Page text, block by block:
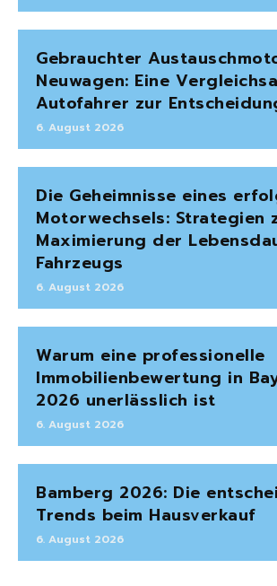
Gebrauchter
Neuwagen: Eine
Autofahrer zur
6. August 2026
Die Geheimnisse eines
Motorwechsels: Strategien
Maximierung der
Fahrzeugs
6. August 2026
Warum eine professionelle
Immobilienbewertung in
2026 unerlässlich ist
6. August 2026
Bamberg 2026: Die
Trends beim Hausverkauf
6. August 2026